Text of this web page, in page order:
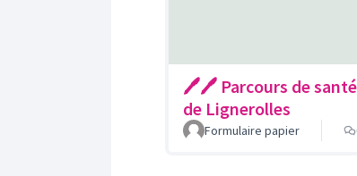
🖊🖊 Parcours de
de Lignerolles
Formulaire papier